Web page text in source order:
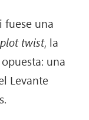
fuese una
plot twist, la
una
Levante